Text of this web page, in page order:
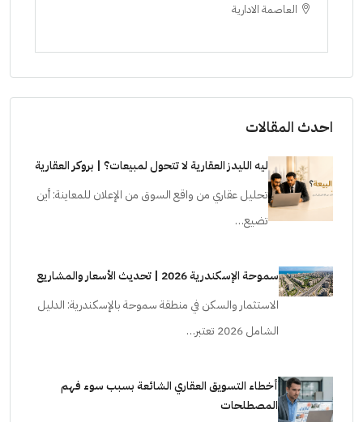
العاصمة الادارية
احدث المقالات
ليه الليدز العقارية لا تتحول لمبيعات؟ | بروكر العقارية
تحليل عقاري من واقع السوق من الإعلان للمعاينة: أين
تضيع…
سموحة الإسكندرية 2026 | تحديث الأسعار والمشاريع
الاستثمار والسكن في منطقة سموحة بالإسكندرية: الدليل
الشامل 2026 تعتبر…
أخطاء التسويق العقاري الشائعة بسبب سوء فهم
المصطلحات